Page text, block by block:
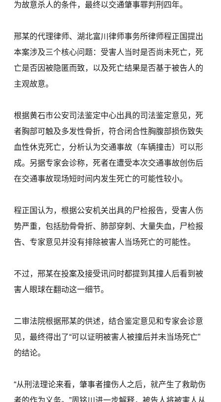
为故意杀人的条件，最终以交通肇事罪判刑四年。
邢某的代理律师、湖北富川律师事务所律师程正国提出
本案涉及三个核心问题：受害人当时是否尚未死亡，死
亡是否因被隐匿而致，以及死亡结果是否基于被告人的
主观故意。
根据黄石市公安司法鉴定中心出具的司法鉴定意见，死
者胸部可触及多发性骨折，符合闭合性胸腹部损伤致失
血性休克死亡，分析认为交通事故（车辆撞击）可以形
成。另据专家会诊称，死者在遭受本次交通事故创伤后
在交通事故现场短时间内发生死亡的可能性较小。
程正国认为，根据公安机关出具的尸检报告，受害人伤
势严重，包括肋骨骨折、肺部穿刺、大量失血，尸检报
告、专家意见并没有排除被害人当场死亡的可能性。
不过，邢某在投案及接受讯问时都提到其撞人后看到被
害人眼球在翻动这一细节。
二审法院根据邢某的供述，结合鉴定意见和专家会诊意
见，最终得出了“可以证明被害人被撞后并未当场死亡”
的结论。
“从刑法理论来看，肇事者撞伤人之后，就产生了救助伤